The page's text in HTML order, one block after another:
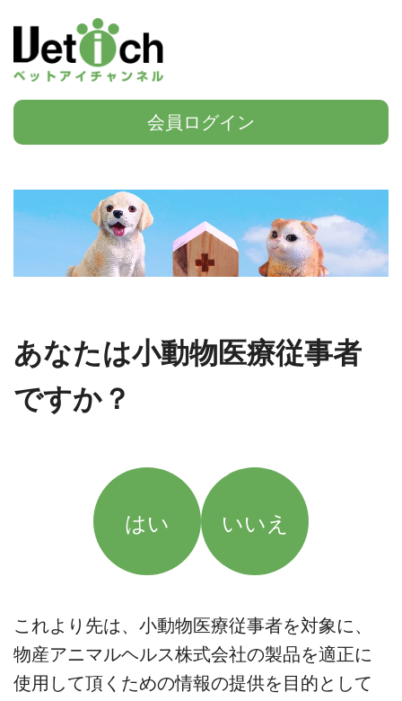
会員ログイン
あなたは小動物医療従事者
ですか？
はい いいえ
これより先は、小動物医療従事者を対象に、
物産アニマルヘルス株式会社の製品を適正に
使用して頂くための情報の提供を目的として